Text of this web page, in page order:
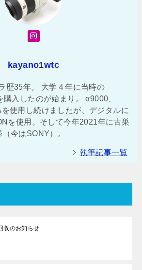
kayano1wtc
歴35年。 大学４年に当時の
購入したのが始まり。 α9000、
使用し続けましたが、デジタルに
を使用。そして今年2021年に古巣
今はSONY）。
執筆記事一覧
収のお知らせ